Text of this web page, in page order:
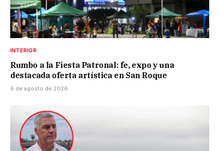
INTERIOR
Rumbo a la Fiesta Patronal: fe, expo y una
destacada oferta artística en San Roque
6 de agosto de 2026